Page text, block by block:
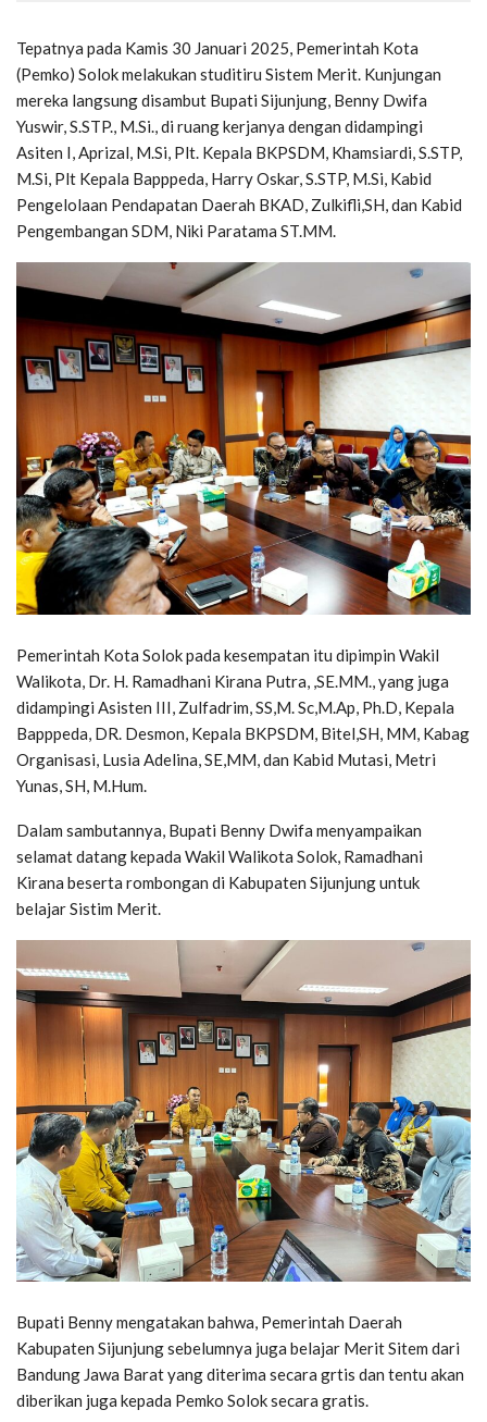
Tepatnya pada Kamis 30 Januari 2025, Pemerintah Kota
(Pemko) Solok melakukan studitiru Sistem Merit. Kunjungan
mereka langsung disambut Bupati Sijunjung, Benny Dwifa
Yuswir, S.STP., M.Si., di ruang kerjanya dengan didampingi
Asiten I, Aprizal, M.Si, Plt. Kepala BKPSDM, Khamsiardi, S.STP,
M.Si, Plt Kepala Bapppeda, Harry Oskar, S.STP, M.Si, Kabid
Pengelolaan Pendapatan Daerah BKAD, Zulkifli,SH, dan Kabid
Pengembangan SDM, Niki Paratama ST.MM.
Pemerintah Kota Solok pada kesempatan itu dipimpin Wakil
Walikota, Dr. H. Ramadhani Kirana Putra, ,SE.MM., yang juga
didampingi Asisten III, Zulfadrim, SS,M. Sc,M.Ap, Ph.D, Kepala
Bapppeda, DR. Desmon, Kepala BKPSDM, Bitel,SH, MM, Kabag
Organisasi, Lusia Adelina, SE,MM, dan Kabid Mutasi, Metri
Yunas, SH, M.Hum.
Dalam sambutannya, Bupati Benny Dwifa menyampaikan
selamat datang kepada Wakil Walikota Solok, Ramadhani
Kirana beserta rombongan di Kabupaten Sijunjung untuk
belajar Sistim Merit.
Bupati Benny mengatakan bahwa, Pemerintah Daerah
Kabupaten Sijunjung sebelumnya juga belajar Merit Sitem dari
Bandung Jawa Barat yang diterima secara grtis dan tentu akan
diberikan juga kepada Pemko Solok secara gratis.